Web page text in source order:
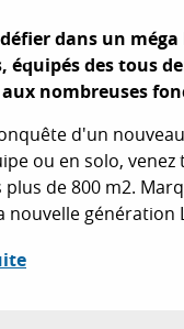
dans un
équipés des tous
aux nombreuses
d'un
ou en solo,
plus de 800 m2.
nouvelle génération